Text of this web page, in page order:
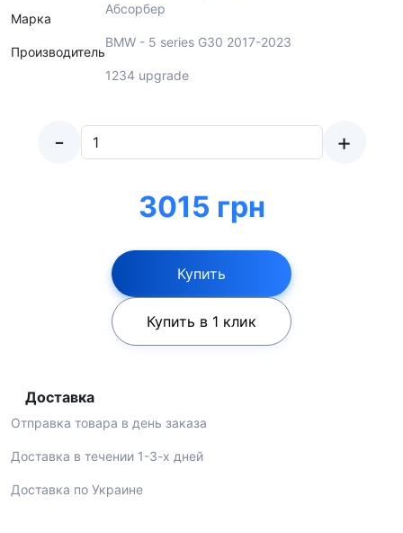
Марка
Производитель
Абсорбер
BMW - 5 series G30 2017-2023
1234 upgrade
- +
3015 грн
Купить
Купить в 1 клик
Доставка
Отправка товара в день заказа
Доставка в течении 1-3-х дней
Доставка по Украине